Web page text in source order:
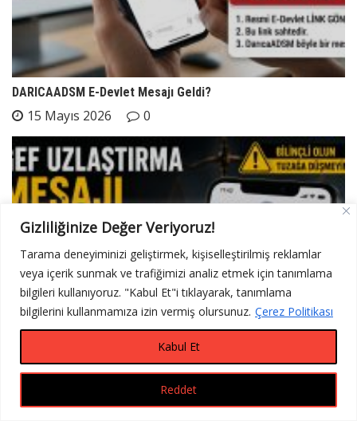
Gizliliğinize Değer Veriyoruz!
Tarama deneyiminizi geliştirmek, kişiselleştirilmiş reklamlar
veya içerik sunmak ve trafiğimizi analiz etmek için tanımlama
bilgileri kullanıyoruz. "Kabul Et"i tıklayarak, tanımlama
bilgilerini kullanmamıza izin vermiş olursunuz. Çerez Politikası
Reddet
Kabul Et
DARICAADSM E-Devlet Mesajı Geldi?
15 Mayıs 2026 0